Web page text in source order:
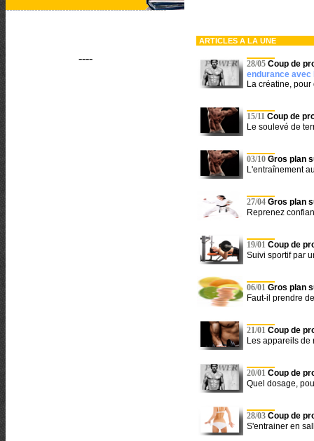
----
ARTICLES A LA UNE
28/05 Coup de
endurance
La créatine,
15/11 Coup de
Le soulevé de
03/10 Gros plan
L'entraînement
27/04 Gros plan
Reprenez
19/01 Coup de
Suivi sportif par
06/01 Gros plan
Faut-il prendre
21/01 Coup de
Les appareils
20/01 Coup de
Quel dosage,
28/03 Coup de
S'entrainer en